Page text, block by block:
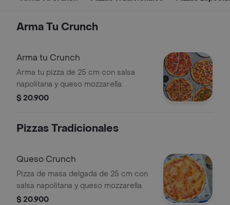
Arma Tu Crunch
Arma tu Crunch
Arma tu pizza de 25 cm con salsa
napolitana y queso mozzarella.
$ 20.900
Pizzas Tradicionales
Queso Crunch
Pizza de masa delgada de 25 cm con
salsa napolitana y queso mozzarella.
$ 20.900